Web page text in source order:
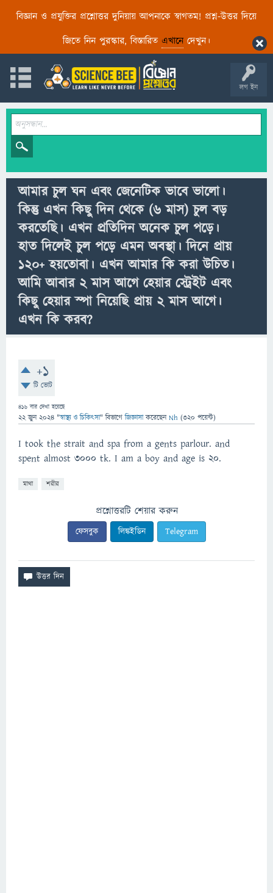
বিজ্ঞান ও প্রযুক্তির প্রশ্নোত্তর দুনিয়ায় আপনাকে স্বাগতম! প্রশ্ন-উত্তর দিয়ে
জিতে নিন পুরস্কার, বিস্তারিত এখানেদেখুন।
লগ ইন
আমার চুল ঘন এবং জেনেটিক ভাবে ভালো।
কিন্তু এখন কিছু দিন থেকে (৬ মাস) চুল বড়
করতেছি। এখন প্রতিদিন অনেক চুল পড়ে।
হাত দিলেই চুল পড়ে এমন অবস্থা। দিনে প্রায়
১২০+ হয়তোবা। এখন আমার কি করা উচিত।
আমি আবার ২ মাস আগে হেয়ার স্ট্রেইট এবং
কিছু হেয়ার স্পা নিয়েছি প্রায় ২ মাস আগে।
এখন কি করব?
+1
টি ভোট
416 বার দেখা হয়েছে
22 জুন 2024 "স্বাস্থ্য ও চিকিৎসা" বিভাগে জিজ্ঞাসাকরেছেনNh (320 পয়েন্ট)
I took the strait and spa from a gents parlour. and
spent almost 3000 tk. I am a boy and age is 20.
মাথা শরীর
প্রশ্নোত্তরটি শেয়ার করুন
ফেসবুক লিঙ্কইডিন Telegram